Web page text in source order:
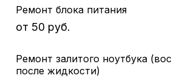
Ремонт блока питания
от 50 руб.
Ремонт залитого ноутбука
после жидкости)